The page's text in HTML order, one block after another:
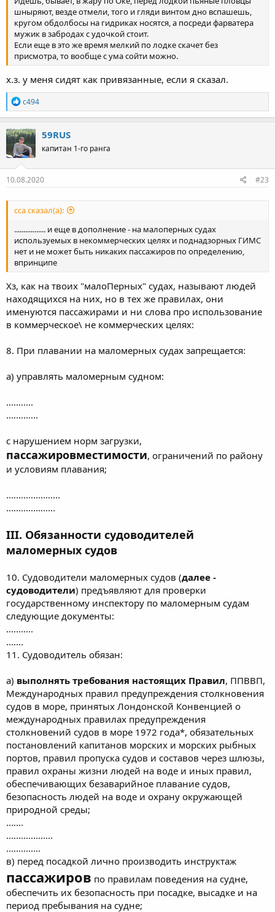
шныряют, везде отмели, того и гляди винтом дно вспашешь,
кругом обдолбосы на гидриках носятся, а посреди фарватера
мужик в забродах с удочкой стоит.
Если еще в это же время мелкий по лодке скачет без
присмотра, то вообще с ума сойти можно.
х.з. у меня сидят как привязанные, если я сказал.
Р
е
а
к
ц
и
и
:
с494
59RUS
капитан 1-го ранга
10.08.2020 #23
сса сказал(а):
................. и еще в дополнение - на малоперных судах
используемых в некоммерческих целях и поднадзорных ГИМС
нет и не может быть никаких пассажиров по определению,
впринципе
Хз, как на твоих "малоПерных" судах, называют людей
находящихся на них, но в тех же правилах, они
именуются пассажирами и ни слова про использование
в коммерческое\ не коммерческих целях:
8. При плавании на маломерных судах запрещается:
а) управлять маломерным судном:
...........
.............
с нарушением норм загрузки,
пассажировместимости, ограничений по району
и условиям плавания;
......................
....................
III. Обязанности судоводителей
маломерных судов
10. Судоводители маломерных судов (далее -
судоводители) предъявляют для проверки
государственному инспектору по маломерным судам
следующие документы:
...........
.......
11. Судоводитель обязан:
а) выполнять требования настоящих Правил, ППВВП,
Международных правил предупреждения столкновения
судов в море, принятых Лондонской Конвенцией о
международных правилах предупреждения
столкновений судов в море 1972 года*, обязательных
постановлений капитанов морских и морских рыбных
портов, правил пропуска судов и составов через шлюзы,
правил охраны жизни людей на воде и иных правил,
обеспечивающих безаварийное плавание судов,
безопасность людей на воде и охрану окружающей
природной среды;
.......
...................
..............
в) перед посадкой лично производить инструктаж
пассажиров по правилам поведения на судне,
обеспечить их безопасность при посадке, высадке и на
период пребывания на судне;